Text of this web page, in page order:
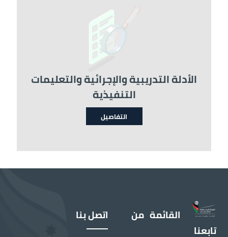
الصورة
الأدلة التدريبية والإجرائية والتعليمات
التنفيذية
التفاصيل
تابعنا
القائمة من
اتصل بنا